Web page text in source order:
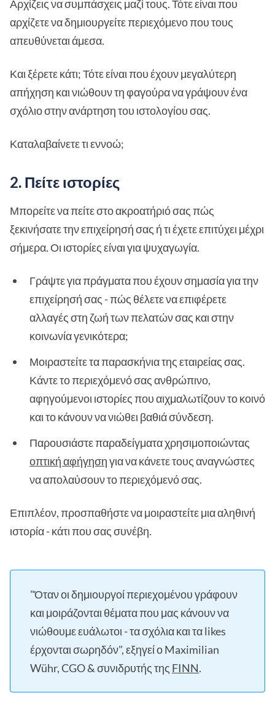
Αρχίζεις να συμπάσχεις μαζί τους. Τότε είναι που
αρχίζετε να δημιουργείτε περιεχόμενο που τους
απευθύνεται άμεσα.
Και ξέρετε κάτι; Τότε είναι που έχουν μεγαλύτερη
απήχηση και νιώθουν τη φαγούρα να γράψουν ένα
σχόλιο στην ανάρτηση του ιστολογίου σας.
Καταλαβαίνετε τι εννοώ;
2. Πείτε ιστορίες
Μπορείτε να πείτε στο ακροατήριό σας πώς
ξεκινήσατε την επιχείρησή σας ή τι έχετε επιτύχει μέχρι
σήμερα. Οι ιστορίες είναι για ψυχαγωγία.
Γράψτε για πράγματα που έχουν σημασία για την
επιχείρησή σας - πώς θέλετε να επιφέρετε
αλλαγές στη ζωή των πελατών σας και στην
κοινωνία γενικότερα;
Μοιραστείτε τα παρασκήνια της εταιρείας σας.
Κάντε το περιεχόμενό σας ανθρώπινο,
αφηγούμενοι ιστορίες που αιχμαλωτίζουν το κοινό
και το κάνουν να νιώθει βαθιά σύνδεση.
Παρουσιάστε παραδείγματα χρησιμοποιώντας
οπτική αφήγησηγια να κάνετε τους αναγνώστες
να απολαύσουν το περιεχόμενό σας.
Επιπλέον, προσπαθήστε να μοιραστείτε μια αληθινή
ιστορία - κάτι που σας συνέβη.
"Όταν οι δημιουργοί περιεχομένου γράφουν
και μοιράζονται θέματα που μας κάνουν να
νιώθουμε ευάλωτοι - τα σχόλια και τα likes
έρχονται σωρηδόν", εξηγεί ο Maximilian
Wühr, CGO & συνιδρυτής της FINN.